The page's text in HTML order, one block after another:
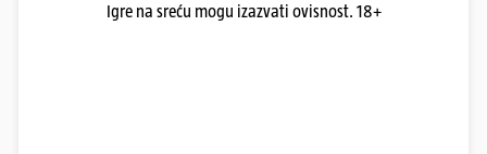
Igre na sreću mogu izazvati ovisnost. 18+